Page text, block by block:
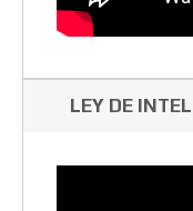
LEY DE